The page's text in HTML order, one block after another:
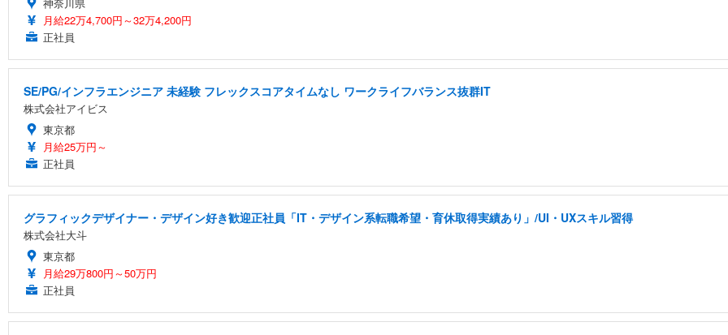
月給22万4,700円～32万4,200円
正社員
SE/PG/インフラエンジニア 未経験 フレックスコアタイムなし ワークライフバランス抜群IT
株式会社アイビス
東京都
月給25万円～
正社員
グラフィックデザイナー・デザイン好き歓迎正社員「IT・デザイン系転職希望・育休取得実績あり」/UI・UXスキル習得
株式会社大斗
東京都
月給29万800円～50万円
正社員